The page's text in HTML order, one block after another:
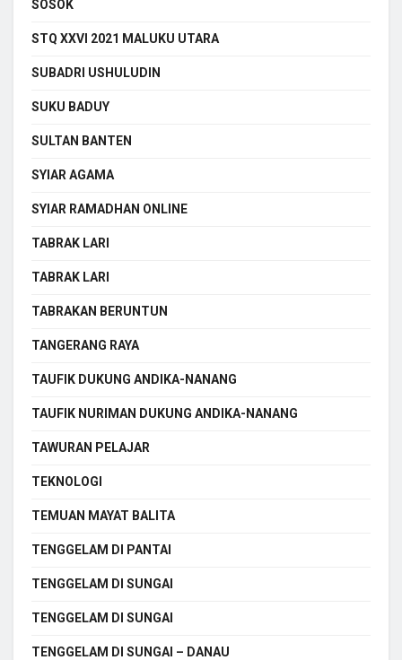
SOSOK
STQ XXVI 2021 MALUKU UTARA
SUBADRI USHULUDIN
SUKU BADUY
SULTAN BANTEN
SYIAR AGAMA
SYIAR RAMADHAN ONLINE
TABRAK LARI
TABRAK LARI
TABRAKAN BERUNTUN
TANGERANG RAYA
TAUFIK DUKUNG ANDIKA-NANANG
TAUFIK NURIMAN DUKUNG ANDIKA-NANANG
TAWURAN PELAJAR
TEKNOLOGI
TEMUAN MAYAT BALITA
TENGGELAM DI PANTAI
TENGGELAM DI SUNGAI
TENGGELAM DI SUNGAI
TENGGELAM DI SUNGAI – DANAU